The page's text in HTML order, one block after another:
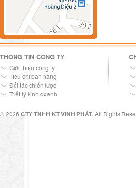
THÔNG TIN CÔNG TY
Giới thiệu công ty
Tiêu chí bán hàng
Đối tác chiến lược
Triết lý kinh doanh
© 2026 CTY TNHH KT VINH PHÁT. All Rights